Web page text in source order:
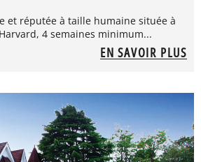
et réputée à taille humaine située à
4 semaines minimum...
EN SAVOIR PLUS